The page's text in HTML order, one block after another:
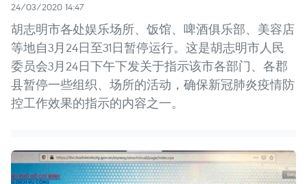
24/03/2020 14:47
胡志明市各处娱乐场所、饭馆、啤酒俱乐部、美容店
等地自3月24日至31日暂停运行。这是胡志明市人民
委员会3月24日下午下发关于指示该市各部门、各郡
县暂停一些组织、场所的活动，确保新冠肺炎疫情防
控工作效果的指示的内容之一。